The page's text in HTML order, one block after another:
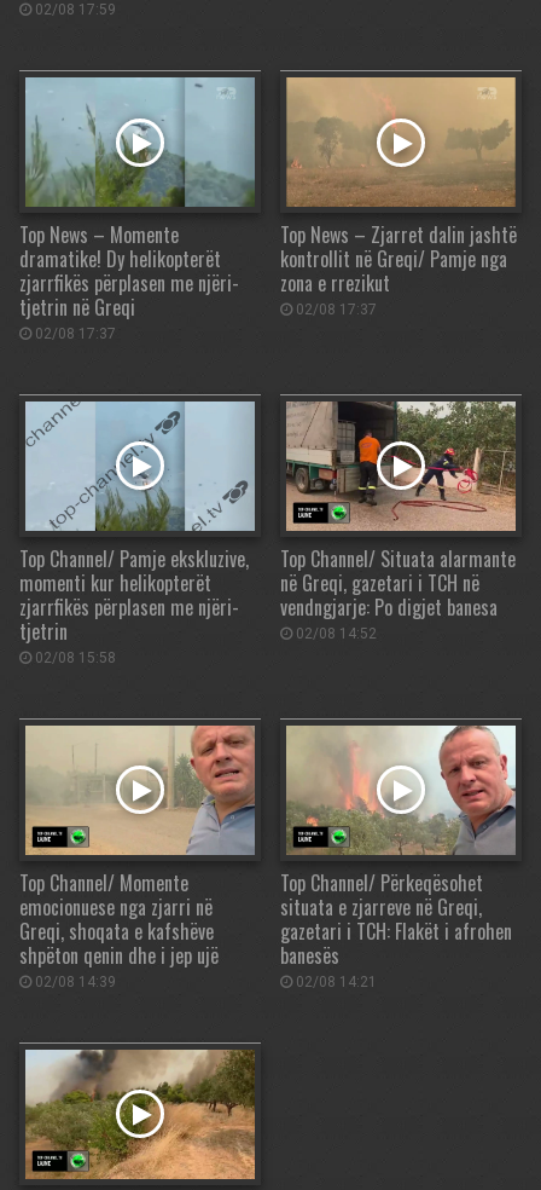
02/08 17:59
Top News – Momente
dramatike! Dy helikopterët
zjarrfikës përplasen me njëri-
tjetrin në Greqi
02/08 17:37
Top News – Zjarret dalin jashtë
kontrollit në Greqi/ Pamje nga
zona e rrezikut
02/08 17:37
Top Channel/ Pamje ekskluzive,
momenti kur helikopterët
zjarrfikës përplasen me njëri-
tjetrin
02/08 15:58
Top Channel/ Situata alarmante
në Greqi, gazetari i TCH në
vendngjarje: Po digjet banesa
02/08 14:52
Top Channel/ Momente
emocionuese nga zjarri në
Greqi, shoqata e kafshëve
shpëton qenin dhe i jep ujë
02/08 14:39
Top Channel/ Përkeqësohet
situata e zjarreve në Greqi,
gazetari i TCH: Flakët i afrohen
banesës
02/08 14:21